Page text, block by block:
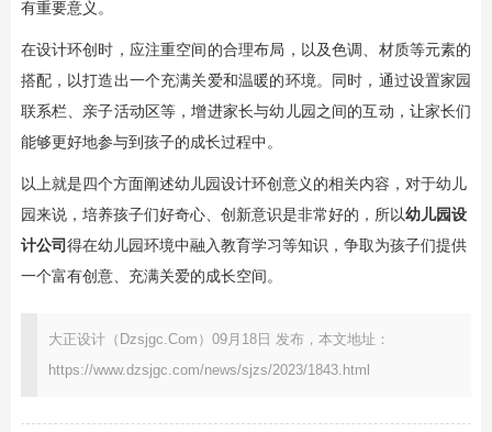
有重要意义。
在设计环创时，应注重空间的合理布局，以及色调、材质等元素的
搭配，以打造出一个充满关爱和温暖的环境。同时，通过设置家园
联系栏、亲子活动区等，增进家长与幼儿园之间的互动，让家长们
能够更好地参与到孩子的成长过程中。
以上就是四个方面阐述幼儿园设计环创意义的相关内容，对于幼儿
园来说，培养孩子们好奇心、创新意识是非常好的，所以幼儿园设
计公司得在幼儿园环境中融入教育学习等知识，争取为孩子们提供
一个富有创意、充满关爱的成长空间。
大正设计（Dzsjgc.Com）09月18日 发布，本文地址：
https://www.dzsjgc.com/news/sjzs/2023/1843.html